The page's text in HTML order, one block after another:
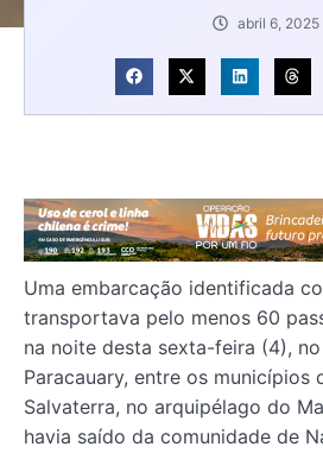
abril 6, 2025
Uma embarcação identificada
transportava pelo menos 60
na noite desta sexta-feira (4),
Paracauary, entre os municípios
Salvaterra, no arquipélago do
havia saído da comunidade de